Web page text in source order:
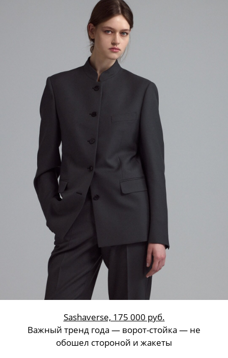
Sashaverse, 175 000 руб.
Важный тренд года — ворот-стойка — не